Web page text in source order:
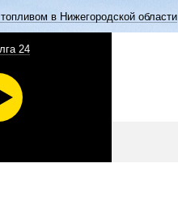
в Нижегородской области
24